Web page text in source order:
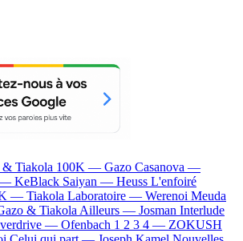
& Tiakola 100K — Gazo Casanova —
— KeBlack Saiyan — Heuss L'enfoiré
— Tiakola Laboratoire — Werenoi Meuda
& Tiakola Ailleurs — Josman Interlude
— Ofenbach 1 2 3 4 — ZOKUSH